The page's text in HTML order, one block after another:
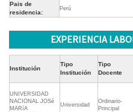
Pais de
residencia:
Perú
EXPERIENCIA
Institución
Tipo
Institución
Tipo
Docente
UNIVERSIDAD
NACIONAL JOSé
MARíA
Universidad
Ordinario-
Principal